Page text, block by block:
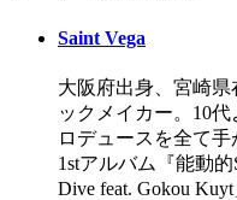
Saint Vega
大阪府出身、宮崎
ックメイカー。10
ロデュースを全て
1stアルバム『能動的
Dive feat. Gokou